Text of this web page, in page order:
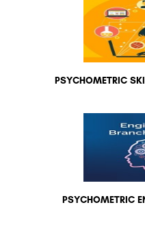
PSYCHOMETRIC
PSYCHOMETRIC